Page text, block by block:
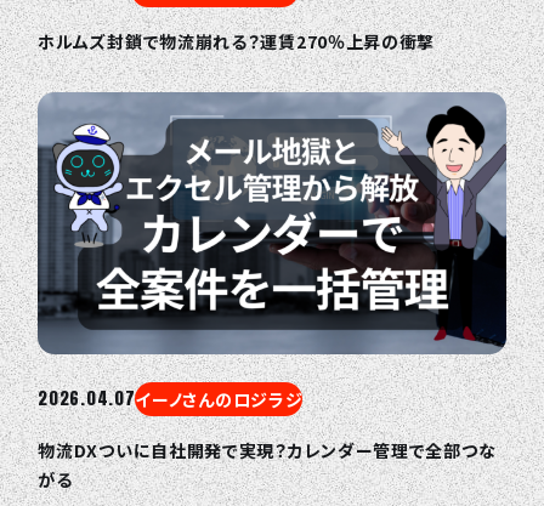
ホルムズ封鎖で物流崩れる？運賃270％上昇の衝撃
2026.04.07イーノさんのロジラジ
物流DXついに自社開発で実現？カレンダー管理で全部つな
がる